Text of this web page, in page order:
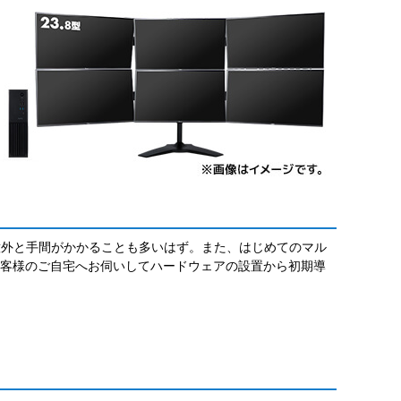
と手間がかかることも多いはず。また、はじめてのマル
様のご自宅へお伺いしてハードウェアの設置から初期導